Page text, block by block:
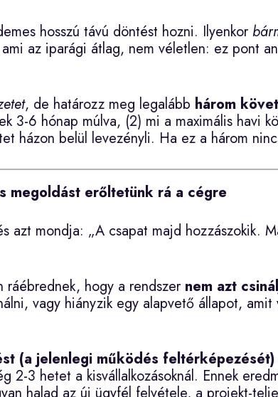
hosszú távú döntést hozni. Ilyenkor
az iparági átlag, nem véletlen: ez pont
, de határozz meg legalább három
3-6 hónap múlva, (2) mi a maximális havi
házon belül levezényli. Ha ez a három
megoldást erőltetünk rá a cégre
azt mondja: „A csapat majd hozzászokik.
ráébrednek, hogy a rendszer nem azt
vagy hiányzik egy alapvető állapot,
(a jelenlegi működés feltérképezését)
2-3 hetet a kisvállalkozásoknál. Ennek